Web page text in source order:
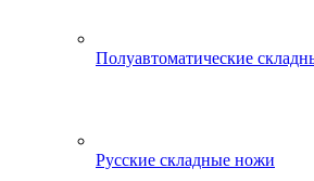
Полуавтоматические
Русские складные ножи